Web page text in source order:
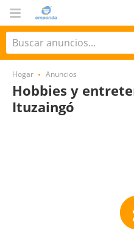
Hogar Anuncios
Hobbies y
Ituzaingó